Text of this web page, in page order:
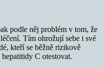
podle něj problém v tom, že
Tím ohrožují sebe i své
kteří se běžně rizikově
C otestovat.